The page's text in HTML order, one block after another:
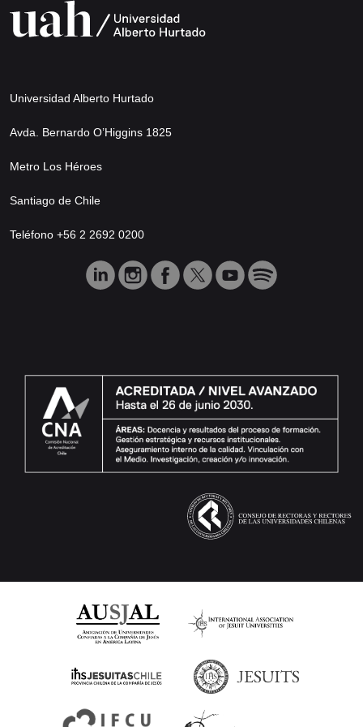
Universidad Alberto Hurtado
Avda. Bernardo O’Higgins 1825
Metro Los Héroes
Santiago de Chile
Teléfono +56 2 2692 0200